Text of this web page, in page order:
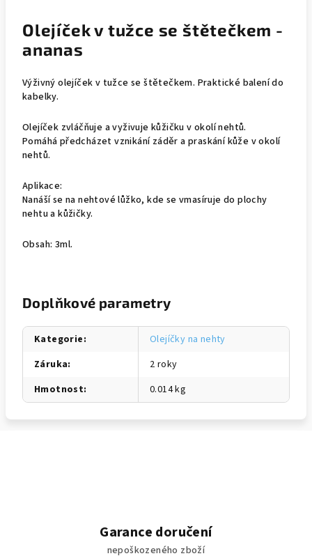
Olejíček v tužce se štětečkem -
ananas
Výživný olejíček v tužce se štětečkem. Praktické balení do
kabelky.
Olejíček zvláčňuje a vyživuje kůžičku v okolí nehtů.
Pomáhá předcházet vznikání záděr a praskání kůže v okolí
nehtů.
Aplikace:
Nanáší se na nehtové lůžko, kde se vmasíruje do plochy
nehtu a kůžičky.
Obsah: 3ml.
Doplňkové parametry
Kategorie:
Olejíčky na nehty
Záruka:
2 roky
Hmotnost: 0.014 kg
Garance doručení
nepoškozeného zboží